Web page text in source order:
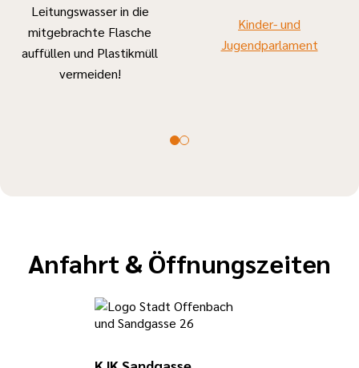
Leitungswasser in die
mitgebrachte Flasche
auffüllen und Plastikmüll
vermeiden!
Kinder- und
Jugendparlament
Anfahrt & Öffnungszeiten